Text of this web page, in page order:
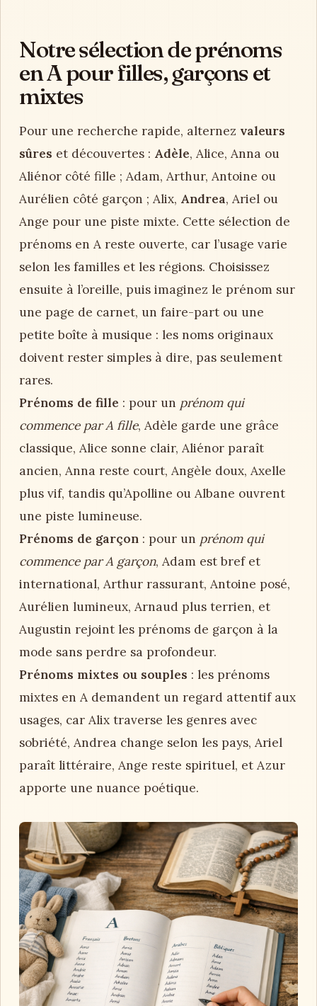
Notre sélection de prénoms
en A pour filles, garçons et
mixtes
Pour une recherche rapide, alternez valeurs
sûres et découvertes : Adèle, Alice, Anna ou
Aliénor côté fille ; Adam, Arthur, Antoine ou
Aurélien côté garçon ; Alix, Andrea, Ariel ou
Ange pour une piste mixte. Cette sélection de
prénoms en A reste ouverte, car l’usage varie
selon les familles et les régions. Choisissez
ensuite à l’oreille, puis imaginez le prénom sur
une page de carnet, un faire-part ou une
petite boîte à musique : les noms originaux
doivent rester simples à dire, pas seulement
rares.
Prénoms de fille : pour un prénom qui
commence par A fille, Adèle garde une grâce
classique, Alice sonne clair, Aliénor paraît
ancien, Anna reste court, Angèle doux, Axelle
plus vif, tandis qu’Apolline ou Albane ouvrent
une piste lumineuse.
Prénoms de garçon : pour un prénom qui
commence par A garçon, Adam est bref et
international, Arthur rassurant, Antoine posé,
Aurélien lumineux, Arnaud plus terrien, et
Augustin rejoint les prénoms de garçon à la
mode sans perdre sa profondeur.
Prénoms mixtes ou souples : les prénoms
mixtes en A demandent un regard attentif aux
usages, car Alix traverse les genres avec
sobriété, Andrea change selon les pays, Ariel
paraît littéraire, Ange reste spirituel, et Azur
apporte une nuance poétique.